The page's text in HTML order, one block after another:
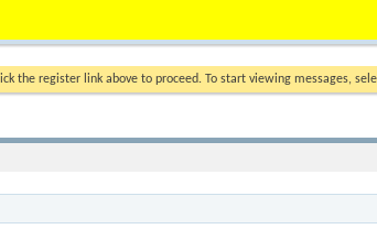
the register link above to proceed. To start viewing messages,